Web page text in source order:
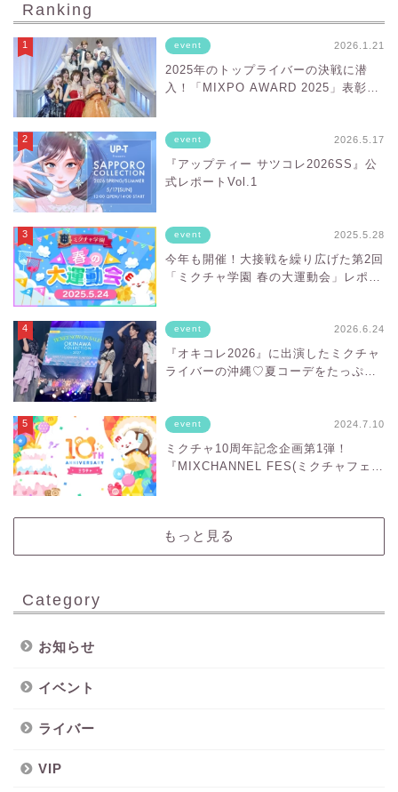
Ranking
event 2026.1.21
2025年のトップライバーの決戦に潜
入！「MIXPO AWARD 2025」表彰式
event 2026.5.17
『アップティー サツコレ2026SS』公
式レポートVol.1
event 2025.5.28
今年も開催！大接戦を繰り広げた第2回
「ミクチャ学園 春の大運動会」レポー
event 2026.6.24
『オキコレ2026』に出演したミクチャ
ライバーの沖縄♡夏コーデをたっぷり
event 2024.7.10
ミクチャ10周年記念企画第1弾！
『MIXCHANNEL FES(ミクチャフェ
もっと見る
Category
お知らせ
イベント
ライバー
VIP